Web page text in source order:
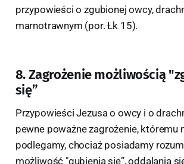
przypowieści o zgubionej owcy,
marnotrawnym (por. Łk 15).
8. Zagrożenie możliwością
się”
Przypowieści Jezusa o owcy i o
pewne poważne zagrożenie, któremu
podlegamy, chociaż posiadamy
możliwość "gubienia się”, oddalania